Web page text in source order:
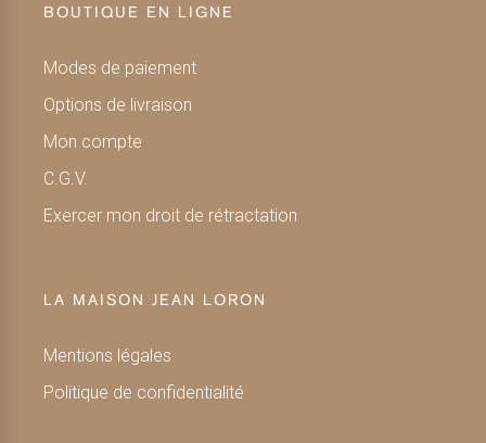
BOUTIQUE EN LIGNE
Modes de paiement
Options de livraison
Mon compte
C.G.V.
Exercer mon droit de rétractation
LA MAISON JEAN LORON
Mentions légales
Politique de confidentialité